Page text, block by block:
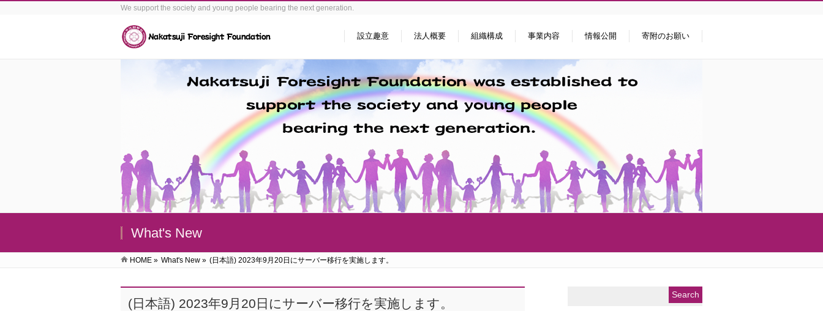
We support the society and young people bearing the next generation.
設立趣意 法人概要 組織構成 事業内容 情報公開 寄附のお願い
What's New
HOME » What's New » (日本語) 2023年9月20日にサーバー移行を実施します。
(日本語) 2023年9月20日にサーバー移行を実施します。